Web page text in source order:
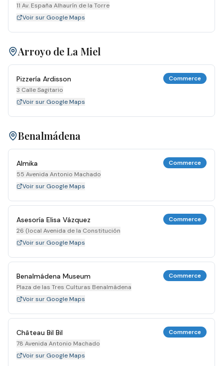
11 Av. España Alhaurín de la Torre
Voir sur Google Maps
Arroyo de La Miel
Pizzería Ardisson
3 Calle Sagitario
Commerce
Voir sur Google Maps
Benalmádena
Almika
55 Avenida Antonio Machado
Commerce
Voir sur Google Maps
Asesoría Elisa Vázquez
26 (local Avenida de la Constitución
Commerce
Voir sur Google Maps
Benalmádena Museum
Plaza de las Tres Culturas Benalmádena
Commerce
Voir sur Google Maps
Château Bil Bil
78 Avenida Antonio Machado
Commerce
Voir sur Google Maps